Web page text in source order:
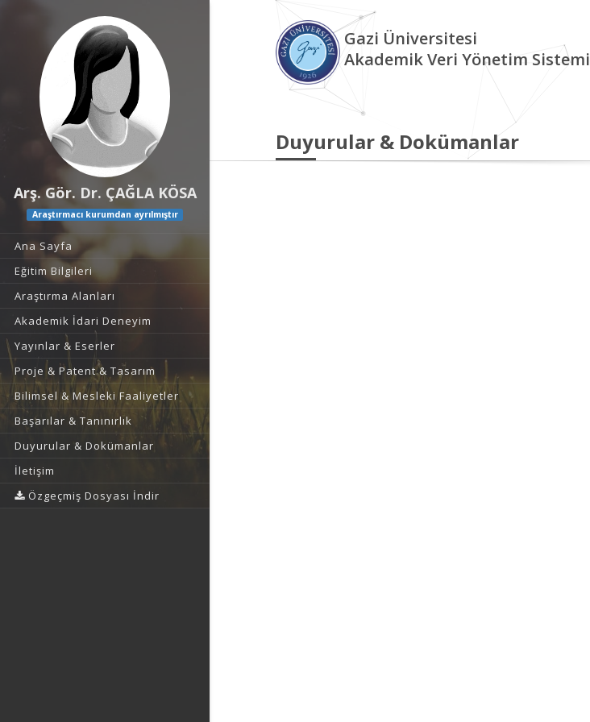
Arş. Gör. Dr. ÇAĞLA KÖSA
Araştırmacı kurumdan ayrılmıştır
Ana Sayfa
Eğitim Bilgileri
Araştırma Alanları
Akademik İdari Deneyim
Yayınlar & Eserler
Proje & Patent & Tasarım
Bilimsel & Mesleki Faaliyetler
Başarılar & Tanınırlık
Duyurular & Dokümanlar
İletişim
Özgeçmiş Dosyası İndir
Gazi Üniversitesi
Akademik Veri Yönetim Sistemi
Duyurular & Dokümanlar